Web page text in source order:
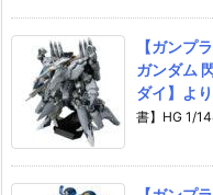
【ガンプ
ガンダム
ダイ】よ
書】HG 1/